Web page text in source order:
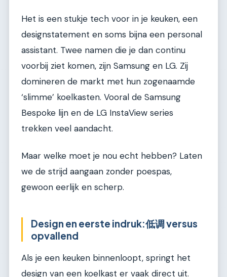
Het is een stukje tech voor in je keuken, een
designstatement en soms bijna een personal
assistant. Twee namen die je dan continu
voorbij ziet komen, zijn Samsung en LG. Zij
domineren de markt met hun zogenaamde
‘slimme’ koelkasten. Vooral de Samsung
Bespoke lijn en de LG InstaView series
trekken veel aandacht.
Maar welke moet je nou echt hebben? Laten
we de strijd aangaan zonder poespas,
gewoon eerlijk en scherp.
Design en eerste indruk:低调 versus
opvallend
Als je een keuken binnenloopt, springt het
design van een koelkast er vaak direct uit.